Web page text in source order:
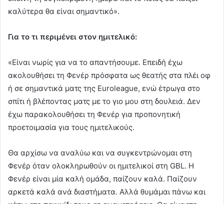
καλύτερα θα είναι σημαντικό».
Για το τι περιμένει στον ημιτελικό:
«Είναι νωρίς για να το απαντήσουμε. Επειδή έχω
ακολουθήσει τη Φενέρ πρόσφατα ως θεατής στα πλέι οφ
ή σε σημαντικά ματς της Εuroleague, ενώ έτρωγα στο
σπίτι ή βλέποντας ματς με το γιο μου στη δουλειά. Δεν
έχω παρακολουθήσει τη Φενέρ για προπονητική
προετοιμασία για τους ημιτελικούς.
Θα αρχίσω να αναλύω και να συγκεντρώνομαι στη
Φενέρ όταν ολοκληρωθούν οι ημιτελικοί στη GBL. Η
Φενέρ είναι μία καλή ομάδα, παίζουν καλά. Παίζουν
αρκετά καλά ανά διαστήματα. Αλλά θυμάμαι πάνω και